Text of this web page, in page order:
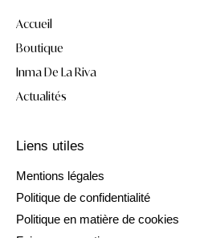
Accueil
Boutique
Inma De La Riva
Actualités
Liens utiles
Mentions légales
Politique de confidentialité
Politique en matière de cookies